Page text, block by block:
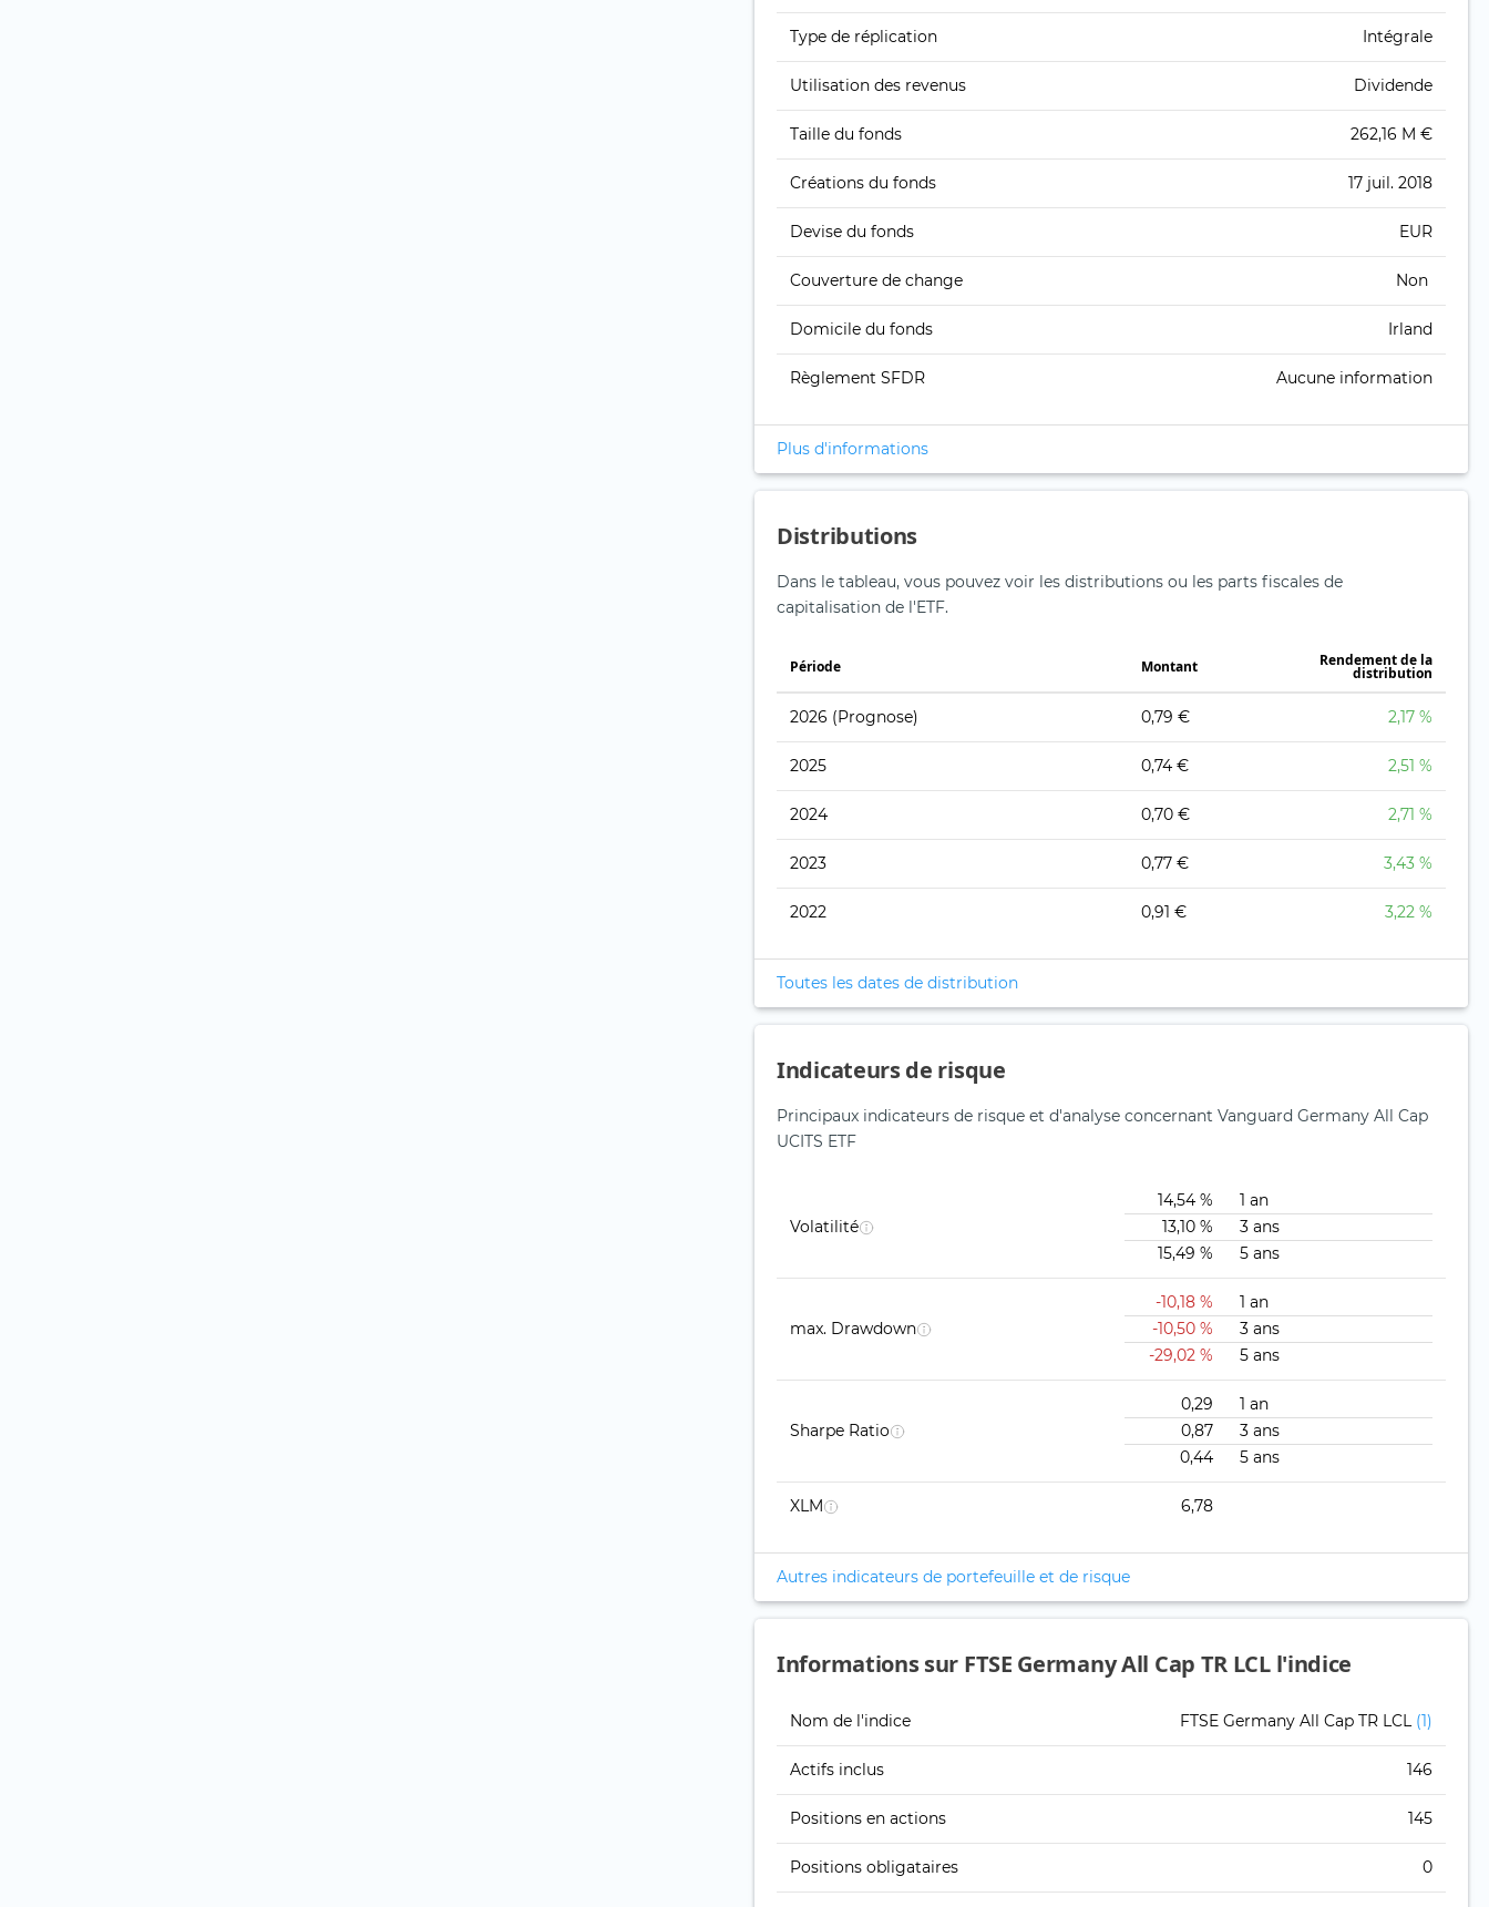
Type de réplication Intégrale
Utilisation des revenus Dividende
Taille du fonds 262,16 M €
Créations du fonds 17 juil. 2018
Devise du fonds EUR
Couverture de change Non
Domicile du fonds Irland
Règlement SFDR Aucune information
Plus d'informations
Distributions
Dans le tableau, vous pouvez voir les distributions ou les parts fiscales de
capitalisation de l'ETF.
Période Montant Rendement de la
distribution
2026 (Prognose) 0,79 € 2,17 %
2025 0,74 € 2,51 %
2024 0,70 € 2,71 %
2023 0,77 € 3,43 %
2022 0,91 € 3,22 %
Toutes les dates de distribution
Indicateurs de risque
Principaux indicateurs de risque et d'analyse concernant Vanguard Germany All Cap
UCITS ETF
Volatilité
14,54 %
1 an
13,10 %
3 ans
15,49 %
5 ans
max. Drawdown
-10,18 %
1 an
-10,50 %
3 ans
-29,02 %
5 ans
Sharpe Ratio
0,29
1 an
0,87
3 ans
0,44
5 ans
XLM 6,78
Autres indicateurs de portefeuille et de risque
Informations sur FTSE Germany All Cap TR LCL l'indice
Nom de l'indice FTSE Germany All Cap TR LCL (1)
Actifs inclus 146
Positions en actions 145
Positions obligataires 0